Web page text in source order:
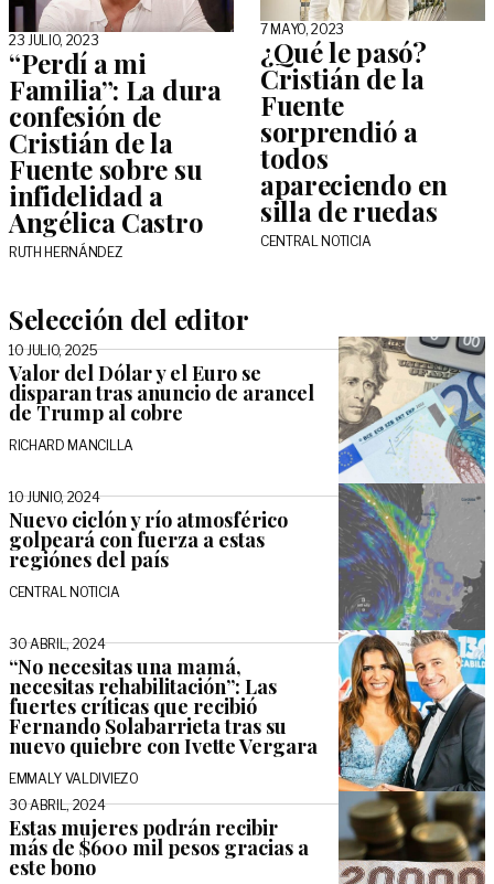
23 JULIO, 2023
“Perdí a mi
Familia”: La dura
confesión de
Cristián de la
Fuente sobre su
infidelidad a
Angélica Castro
RUTH HERNÁNDEZ
7 MAYO, 2023
¿Qué le pasó?
Cristián de la
Fuente
sorprendió a
todos
apareciendo en
silla de ruedas
CENTRAL NOTICIA
Selección del editor
10 JULIO, 2025
Valor del Dólar y el Euro se
disparan tras anuncio de arancel
de Trump al cobre
RICHARD MANCILLA
10 JUNIO, 2024
Nuevo ciclón y río atmosférico
golpeará con fuerza a estas
regiónes del país
CENTRAL NOTICIA
30 ABRIL, 2024
“No necesitas una mamá,
necesitas rehabilitación”: Las
fuertes críticas que recibió
Fernando Solabarrieta tras su
nuevo quiebre con Ivette Vergara
EMMALY VALDIVIEZO
30 ABRIL, 2024
Estas mujeres podrán recibir
más de $600 mil pesos gracias a
este bono